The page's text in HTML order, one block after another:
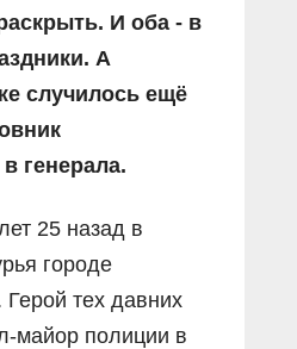
И оба - в
А
случилось ещё
генерала.
25 назад в
городе
тех давних
майор полиции в